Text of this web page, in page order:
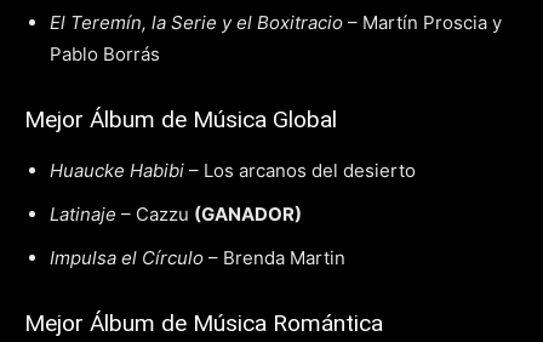
El Teremín, la Serie y el Boxitracio – Martín Proscia y
Pablo Borrás
Mejor Álbum de Música Global
Huaucke Habibi – Los arcanos del desierto
Latinaje – Cazzu (GANADOR)
Impulsa el Círculo – Brenda Martin
Mejor Álbum de Música Romántica